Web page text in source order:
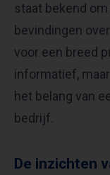
staat bekend
bevindingen
voor een breed
informatief,
het belang van
bedrijf.
De inzichten